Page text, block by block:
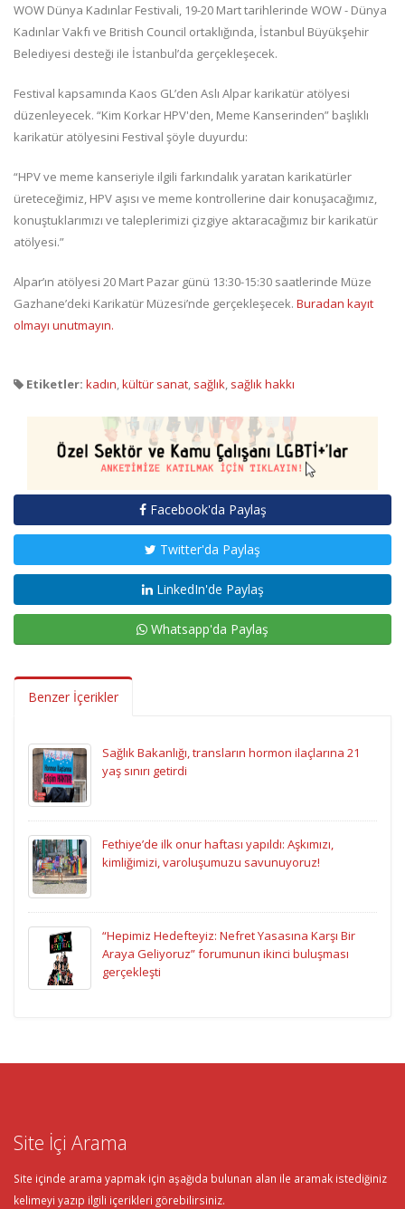
WOW Dünya Kadınlar Festivali, 19-20 Mart tarihlerinde WOW - Dünya
Kadınlar Vakfı ve British Council ortaklığında, İstanbul Büyükşehir
Belediyesi desteği ile İstanbul’da gerçekleşecek.
Festival kapsamında Kaos GL’den Aslı Alpar karikatür atölyesi
düzenleyecek. “Kim Korkar HPV'den, Meme Kanserinden” başlıklı
karikatür atölyesini Festival şöyle duyurdu:
“HPV ve meme kanseriyle ilgili farkındalık yaratan karikatürler
üreteceğimiz, HPV aşısı ve meme kontrollerine dair konuşacağımız,
konuştuklarımızı ve taleplerimizi çizgiye aktaracağımız bir karikatür
atölyesi.”
Alpar’ın atölyesi 20 Mart Pazar günü 13:30-15:30 saatlerinde Müze
Gazhane’deki Karikatür Müzesi’nde gerçekleşecek. Buradan kayıt
olmayı unutmayın.
Etiketler: kadın,kültür sanat, sağlık, sağlık hakkı
Facebook'da Paylaş
Twitter'da Paylaş
LinkedIn'de Paylaş
Whatsapp'da Paylaş
Benzer İçerikler
Sağlık Bakanlığı, transların hormon ilaçlarına 21
yaş sınırı getirdi
Fethiye’de ilk onur haftası yapıldı: Aşkımızı,
kimliğimizi, varoluşumuzu savunuyoruz!
“Hepimiz Hedefteyiz: Nefret Yasasına Karşı Bir
Araya Geliyoruz” forumunun ikinci buluşması
gerçekleşti
Site İçi Arama
Site içinde arama yapmak için aşağıda bulunan alan ile aramak istediğiniz
kelimeyi yazıp ilgili içerikleri görebilirsiniz.